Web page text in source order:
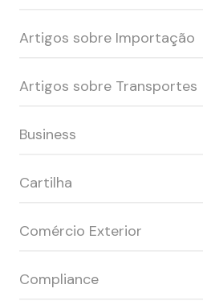
Artigos sobre Importação
Artigos sobre Transportes
Business
Cartilha
Comércio Exterior
Compliance